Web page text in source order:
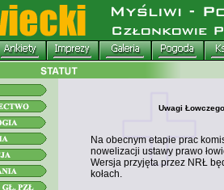
Uwagi
Na obecnym etapie prac
nowelizacji ustawy prawo
Wersja przyjęta przez NRŁ
kołach.